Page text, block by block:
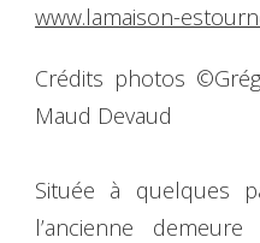
www.lamaison-
Crédits photos
Maud Devaud
Située à quelques
l’ancienne